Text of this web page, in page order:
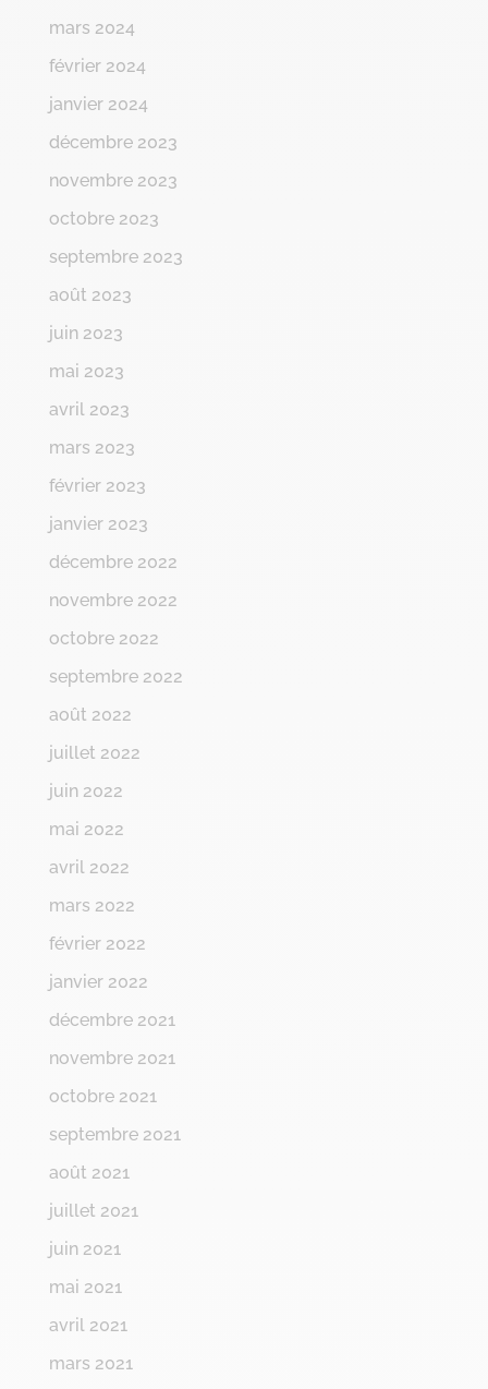
mars 2024
février 2024
janvier 2024
décembre 2023
novembre 2023
octobre 2023
septembre 2023
août 2023
juin 2023
mai 2023
avril 2023
mars 2023
février 2023
janvier 2023
décembre 2022
novembre 2022
octobre 2022
septembre 2022
août 2022
juillet 2022
juin 2022
mai 2022
avril 2022
mars 2022
février 2022
janvier 2022
décembre 2021
novembre 2021
octobre 2021
septembre 2021
août 2021
juillet 2021
juin 2021
mai 2021
avril 2021
mars 2021